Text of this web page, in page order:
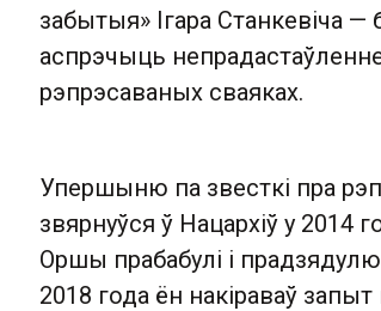
забытыя» Ігара Станкевіча
аспрэчыць
рэпрэсаваных сваяках.
Упершыню па звесткі пра
звярнуўся ў Нацархіў у 2014
Оршы прабабулі і
2018 года ён накіраваў